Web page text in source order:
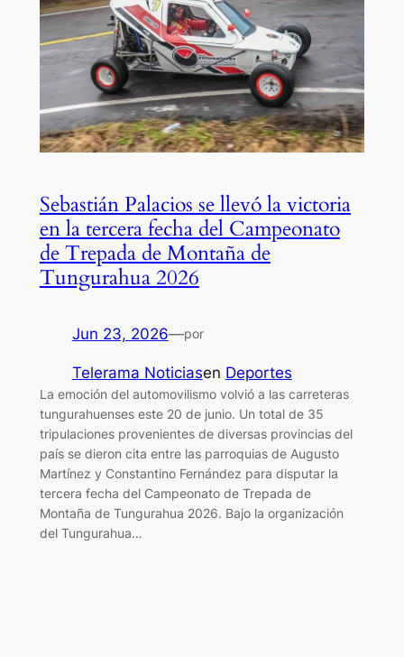
Sebastián Palacios se llevó la victoria
en la tercera fecha del Campeonato
de Trepada de Montaña de
Tungurahua 2026
Jun 23, 2026—por
Telerama Noticiasen Deportes
La emoción del automovilismo volvió a las carreteras
tungurahuenses este 20 de junio. Un total de 35
tripulaciones provenientes de diversas provincias del
país se dieron cita entre las parroquias de Augusto
Martínez y Constantino Fernández para disputar la
tercera fecha del Campeonato de Trepada de
Montaña de Tungurahua 2026. Bajo la organización
del Tungurahua…